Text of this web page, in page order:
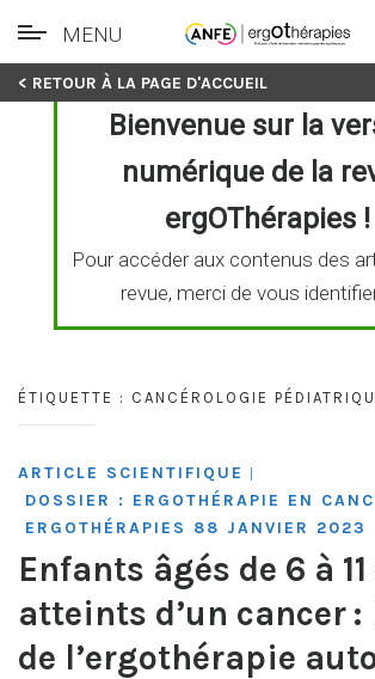
Skip
MENU
< RETOUR À LA PAGE D'ACCUEIL
Bienvenue sur la
numérique de la
ergOThérapies !
Pour accéder aux contenus des
revue, merci de vous
ÉTIQUETTE : CANCÉROLOGIE
ARTICLE SCIENTIFIQUE |
DOSSIER : ERGOTHÉRAPIE EN
ERGOTHÉRAPIES 88 JANVIER 2023
Enfants âgés de 6 à
atteints d’un cancer :
de l’ergothérapie